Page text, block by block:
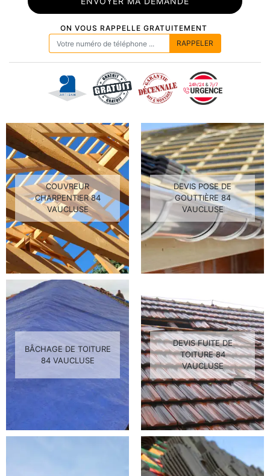
ON VOUS RAPPELLE GRATUITEMENT
COUVREUR
CHARPENTIER 84
VAUCLUSE
DEVIS POSE DE
GOUTTIÈRE 84
VAUCLUSE
BÂCHAGE DE TOITURE
84 VAUCLUSE
DEVIS FUITE DE
TOITURE 84
VAUCLUSE